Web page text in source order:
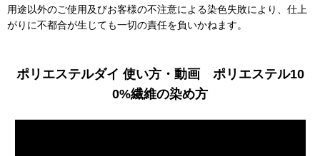
用途以外のご使用及びお客様の不注意による染色失敗により、仕上
がりに不都合が生じても一切の責任を負いかねます。
ポリエステルダイ 使い方・動画 ポリエステル10
0%繊維の染め方